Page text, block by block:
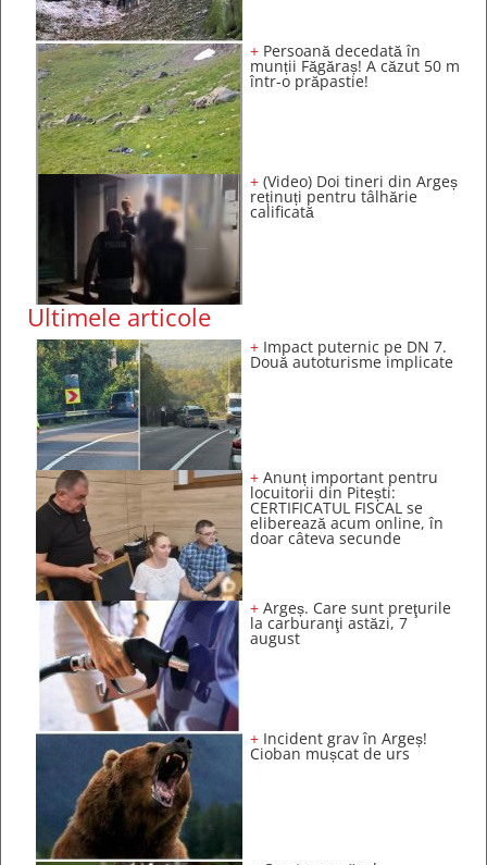
+ Persoană decedată în
munții Făgăraș! A căzut 50 m
într-o prăpastie!
+ (Video) Doi tineri din Argeș
reținuți pentru tâlhărie
calificată
Ultimele articole
+ Impact puternic pe DN 7.
Două autoturisme implicate
+ Anunț important pentru
locuitorii din Pitești:
CERTIFICATUL FISCAL se
eliberează acum online, în
doar câteva secunde
+ Argeș. Care sunt preţurile
la carburanţi astăzi, 7
august
+ Incident grav în Argeș!
Cioban mușcat de urs